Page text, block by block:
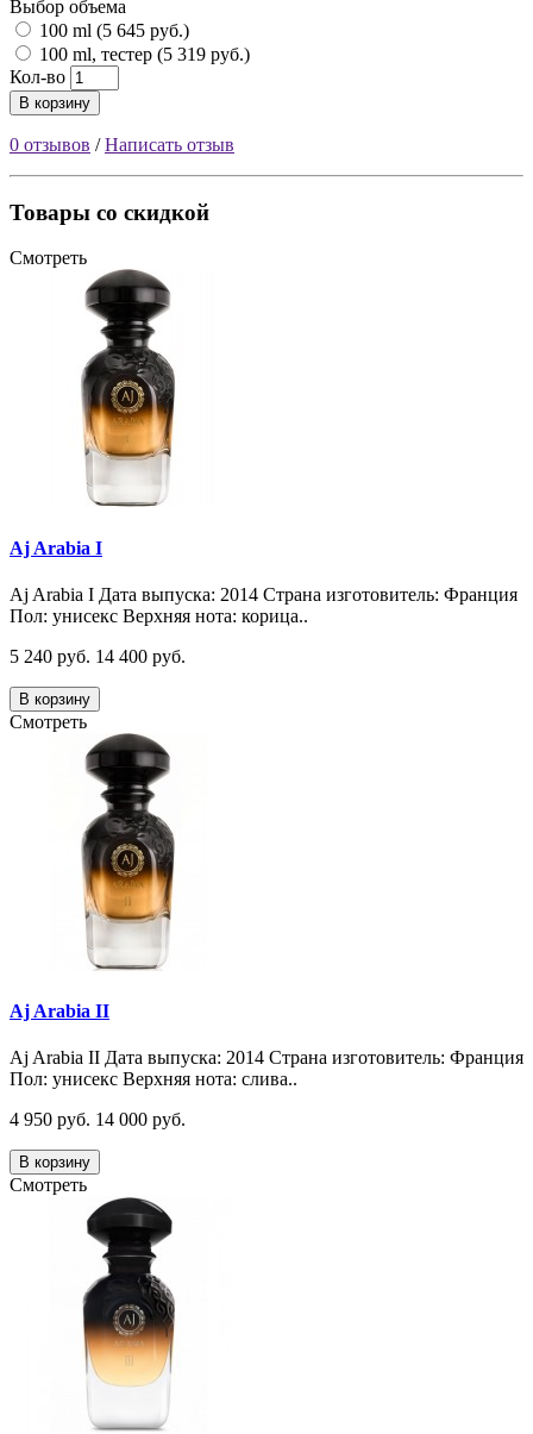
Выбор объема
100 ml (5 645 руб.)
100 ml, тестер (5 319 руб.)
Кол-во
В корзину
0 отзывов /Написать отзыв
Товары со скидкой
Смотреть
Aj Arabia I
Aj Arabia I Дата выпуска: 2014 Страна изготовитель: Франция
Пол: унисекс Верхняя нота: корица..
5 240 руб. 14 400 руб.
В корзину
Смотреть
Aj Arabia II
Aj Arabia II Дата выпуска: 2014 Страна изготовитель: Франция
Пол: унисекс Верхняя нота: слива..
4 950 руб. 14 000 руб.
В корзину
Смотреть